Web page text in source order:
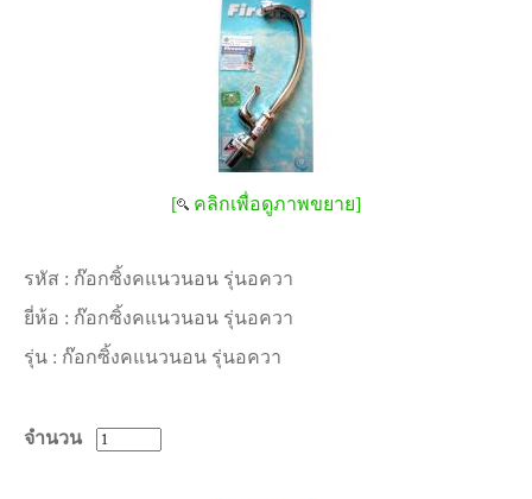
[ คลิกเพื่อดูภาพขยาย]
รหัส : ก๊อกซิ้งคแนวนอน รุ่นอควา
ยี่ห้อ : ก๊อกซิ้งคแนวนอน รุ่นอควา
รุ่น : ก๊อกซิ้งคแนวนอน รุ่นอควา
จำนวน